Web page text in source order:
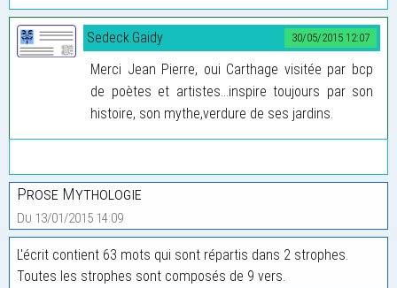
30/05/2015 12:07
Sedeck.Gaidy
Merci Jean Pierre, oui Carthage visitée par bcp
de poètes et artistes...inspire toujours par son
histoire, son mythe,verdure de ses jardins.
Prose Mythologie
Du 13/01/2015 14:09
L'écrit contient 63 mots qui sont répartis dans 2 strophes.
Toutes les strophes sont composés de 9 vers.